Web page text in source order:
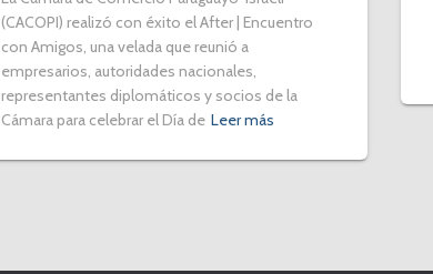
(CACOPI) realizó con éxito el After | Encuentro
con Amigos, una velada que reunió a
empresarios, autoridades nacionales,
representantes diplomáticos y socios de la
Cámara para celebrar el Día de Leer más